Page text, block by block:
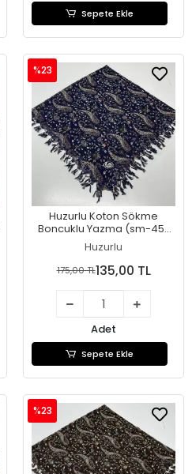
Sepete Ekle
Huzurlu Koton Sökme
Boncuklu Yazma (sm-45-
10)
Huzurlu
%23
175,00 TL135,00 TL
Adet
Sepete Ekle
%23